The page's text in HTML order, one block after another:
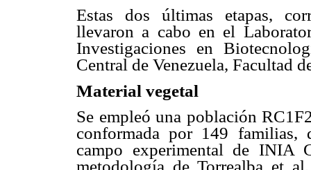
Estas dos últimas etapas,
llevaron a cabo en el
Investigaciones en
Central de Venezuela, Facultad
Material vegetal
Se empleó una población
conformada por 149 familias,
campo experimental de INIA
metodología de Torrealba et